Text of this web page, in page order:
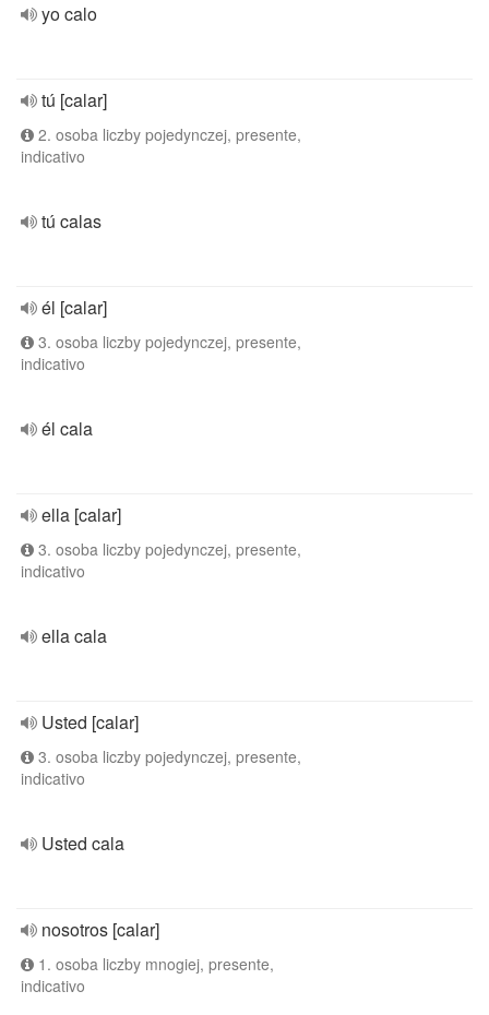
yo calo
tú [calar]
2. osoba liczby pojedynczej, presente,
indicativo
tú calas
él [calar]
3. osoba liczby pojedynczej, presente,
indicativo
él cala
ella [calar]
3. osoba liczby pojedynczej, presente,
indicativo
ella cala
Usted [calar]
3. osoba liczby pojedynczej, presente,
indicativo
Usted cala
nosotros [calar]
1. osoba liczby mnogiej, presente,
indicativo